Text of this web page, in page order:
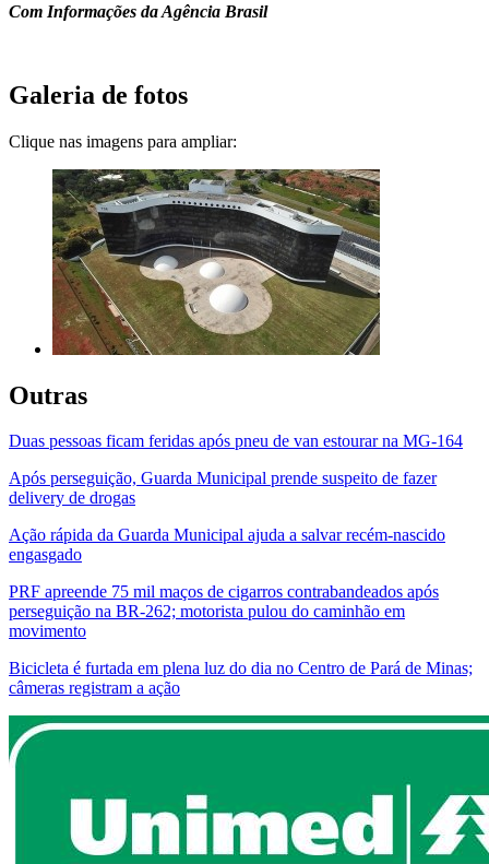
Com Informações da Agência Brasil
Galeria de fotos
Clique nas imagens para ampliar:
Outras
Duas pessoas ficam feridas após pneu de van estourar na MG-164
Após perseguição, Guarda Municipal prende suspeito de fazer
delivery de drogas
Ação rápida da Guarda Municipal ajuda a salvar recém-nascido
engasgado
PRF apreende 75 mil maços de cigarros contrabandeados após
perseguição na BR-262; motorista pulou do caminhão em
movimento
Bicicleta é furtada em plena luz do dia no Centro de Pará de Minas;
câmeras registram a ação